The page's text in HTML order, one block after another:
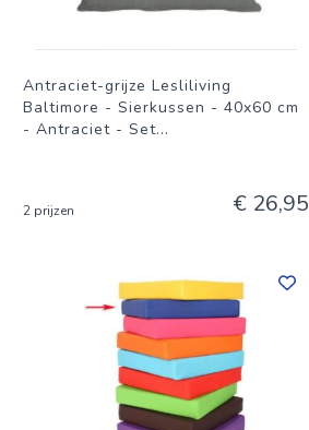
Antraciet-grijze Lesliliving
Baltimore - Sierkussen - 40x60 cm
- Antraciet - Set...
2 prijzen € 26,95